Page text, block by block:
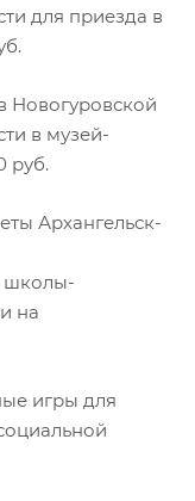
для приезда в
Новогуровской
в музей-
руб.
Архангельск-
школы-
на
игры для